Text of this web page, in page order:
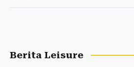
Berita Leisure